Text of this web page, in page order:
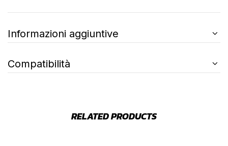
Informazioni aggiuntive
Compatibilità
RELATED PRODUCTS